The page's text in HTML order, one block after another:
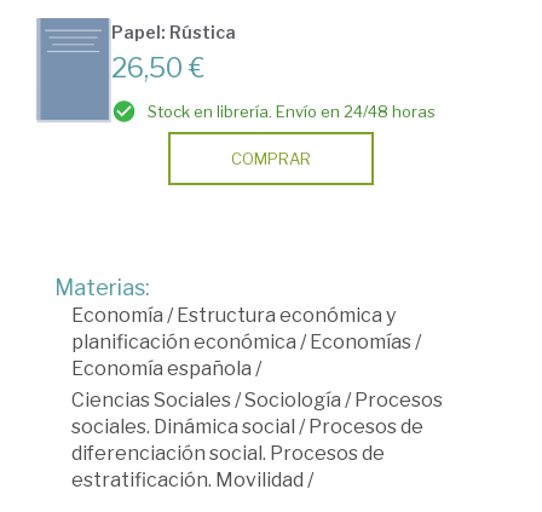
Papel: Rústica
26,50 €
Stock en librería. Envío en 24/48 horas
COMPRAR
Materias:
Economía / Estructura económica y
planificación económica / Economías/
Economía española /
Ciencias Sociales/Sociología / Procesos
sociales. Dinámica social / Procesos de
diferenciación social. Procesos de
estratificación. Movilidad /